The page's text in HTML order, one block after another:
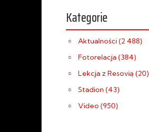
Kategorie
Aktualności (2 488)
Fotorelacja (384)
Lekcja z Resovią (20)
Stadion (43)
Video (950)